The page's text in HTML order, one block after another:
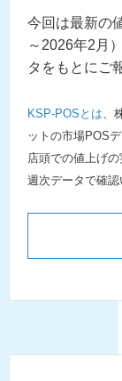
今回は最新の
～2026年2月
タをもとにご
KSP-POSとは
ットの市場POSデ
店頭での値上げ
週次データで確認